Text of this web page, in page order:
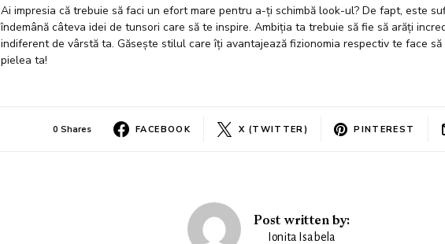
Ai impresia că trebuie să faci un efort mare pentru a-ți schimbă look-ul? De fapt, este
îndemână câteva idei de tunsori care să te inspire. Ambiția ta trebuie să fie să arăți
indiferent de vârstă ta. Găsește stilul care îți avantajează fizionomia respectiv te face
pielea ta!
0 Shares FACEBOOK X (TWITTER) PINTEREST
Post written by:
Ionita Isabela